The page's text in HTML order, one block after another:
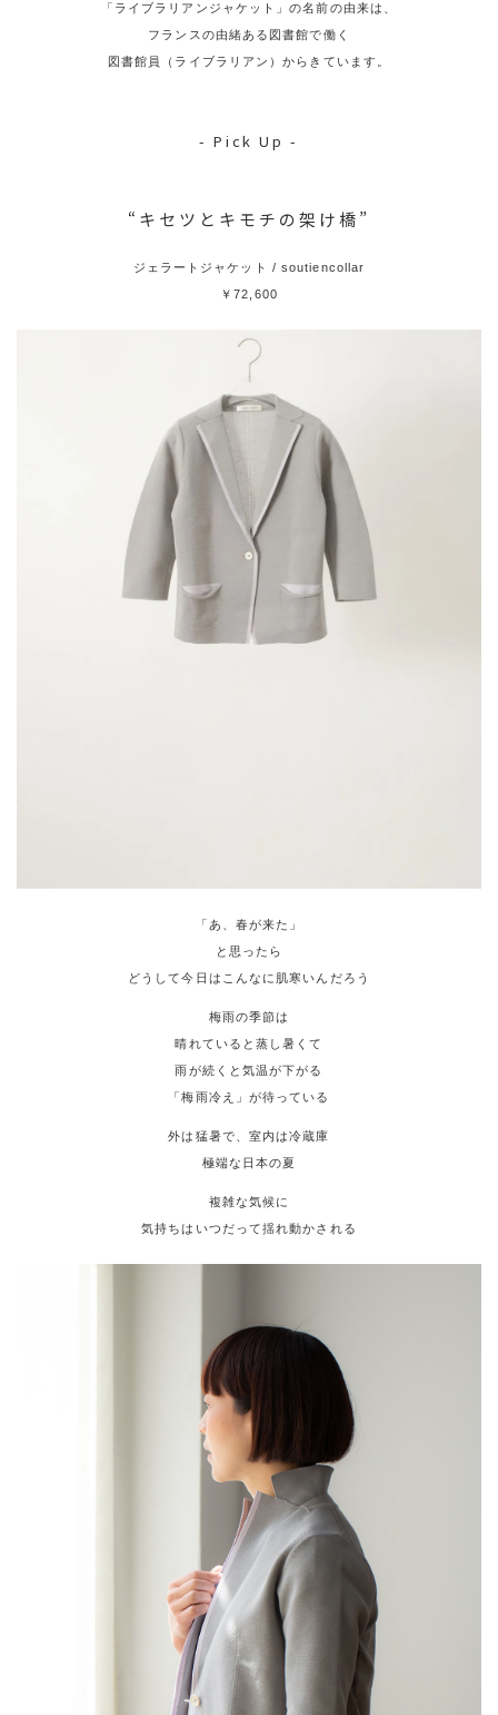
「ライブラリアンジャケット」の名前の由来は、
フランスの由緒ある図書館で働く
図書館員（ライブラリアン）からきています。
- Pick Up -
“キセツとキモチの架け橋”
ジェラートジャケット / soutiencollar
￥72,600
「あ、春が来た」
と思ったら
どうして今日はこんなに肌寒いんだろう
梅雨の季節は
晴れていると蒸し暑くて
雨が続くと気温が下がる
「梅雨冷え」が待っている
外は猛暑で、室内は冷蔵庫
極端な日本の夏
複雑な気候に
気持ちはいつだって揺れ動かされる